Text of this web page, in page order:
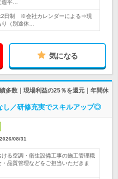
平…
2日制 ※会社カレンダーによる⇒現
（別途休…
気になる
多数｜現場利益の25％を還元｜年間休
し／研修充実でスキルアップ◎
2026/08/31
る空調・衛生設備工事の施工管理職
品質管理などをご担当いただきま